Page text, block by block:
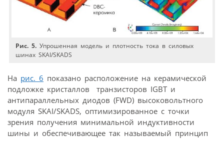
Рис. 5. Упрошенная модель и плотность тока в силовых
шинах SKAI/SKADS
На рис. 6 показано расположение на керамической
подложке кристаллов транзисторов IGBT и
антипараллельных диодов (FWD) высоковольтного
модуля SKAI/SKADS, оптимизированное с точки
зрения получения минимальной индуктивности
шины и обеспечивающее так называемый принцип